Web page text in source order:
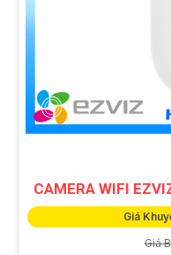
CAMERA WIFI
Giá
Giá